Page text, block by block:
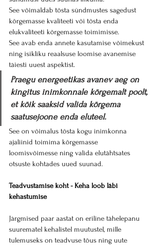
See võimaldab tõsta sündmustes sagedust
kõrgemasse kvaliteeti või tõsta enda
elukvaliteeti kõrgemasse toimimisse.
See avab enda annete kasutamise võimekust
ning isikliku reaalsuse loomise avanemise
täiesti uuest aspektist.
Praegu energeetikas avanev aeg on
kingitus inimkonnale kõrgemalt poolt,
et kõik saaksid valida kõrgema
saatusejoone enda eluteel.
See on võimalus tõsta kogu inimkonna
ajaliinid toimima kõrgemasse
loomisvõimesse ning valida elutähtsates
otsuste kohtades uued suunad.
Teadvustamise koht - Keha loob läbi
kehastumise
Järgmised paar aastat on eriline tähelepanu
suurematel kehalistel muutustel, mille
tulemuseks on teadvuse tõus ning uute